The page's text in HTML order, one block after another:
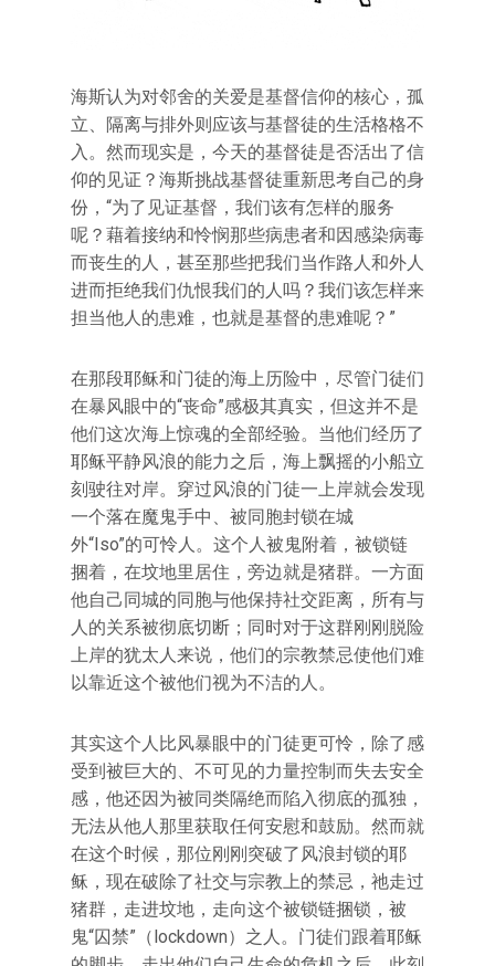
海斯认为对邻舍的关爱是基督信仰的核心，孤
立、隔离与排外则应该与基督徒的生活格格不
入。然而现实是，今天的基督徒是否活出了信
仰的见证？海斯挑战基督徒重新思考自己的身
份，“为了见证基督，我们该有怎样的服务
呢？藉着接纳和怜悯那些病患者和因感染病毒
而丧生的人，甚至那些把我们当作路人和外人
进而拒绝我们仇恨我们的人吗？我们该怎样来
担当他人的患难，也就是基督的患难呢？”
在那段耶稣和门徒的海上历险中，尽管门徒们
在暴风眼中的“丧命”感极其真实，但这并不是
他们这次海上惊魂的全部经验。当他们经历了
耶稣平静风浪的能力之后，海上飘摇的小船立
刻驶往对岸。穿过风浪的门徒一上岸就会发现
一个落在魔鬼手中、被同胞封锁在城
外“Iso”的可怜人。这个人被鬼附着，被锁链
捆着，在坟地里居住，旁边就是猪群。一方面
他自己同城的同胞与他保持社交距离，所有与
人的关系被彻底切断；同时对于这群刚刚脱险
上岸的犹太人来说，他们的宗教禁忌使他们难
以靠近这个被他们视为不洁的人。
其实这个人比风暴眼中的门徒更可怜，除了感
受到被巨大的、不可见的力量控制而失去安全
感，他还因为被同类隔绝而陷入彻底的孤独，
无法从他人那里获取任何安慰和鼓励。然而就
在这个时候，那位刚刚突破了风浪封锁的耶
稣，现在破除了社交与宗教上的禁忌，祂走过
猪群，走进坟地，走向这个被锁链捆锁，被
鬼“囚禁”（lockdown）之人。门徒们跟着耶稣